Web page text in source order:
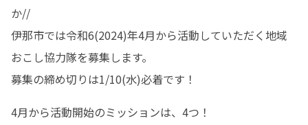
か//
伊那市では令和6(2024)年4月から活動していただく地域
おこし協力隊を募集します。
募集の締め切りは1/10(水)必着です！
4月から活動開始のミッションは、4つ！